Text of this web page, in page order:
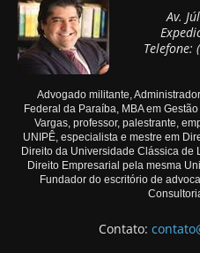
Av.
Telefone:
Advogado militante,
Federal da Paraíba, MBA em
Vargas, professor, palestrante,
UNIPÊ, especialista e mestre em
Direito da Universidade Clássica de
Direito Empresarial pela mesma
Fundador do escritório de
Contato: